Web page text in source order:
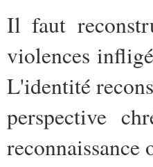
Il faut
violences
L'identité
perspective